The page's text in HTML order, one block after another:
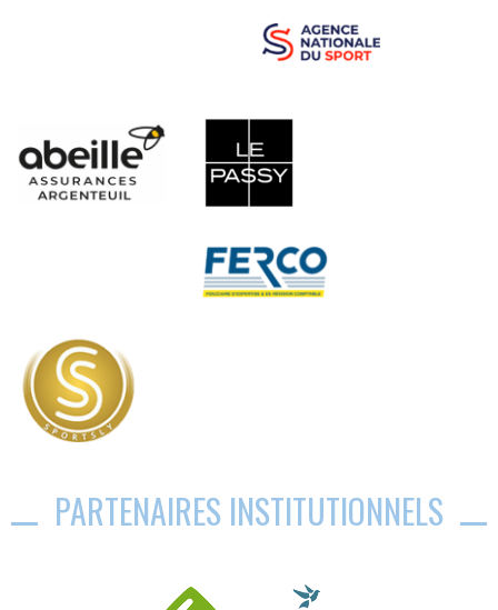
PARTENAIRES INSTITUTIONNELS